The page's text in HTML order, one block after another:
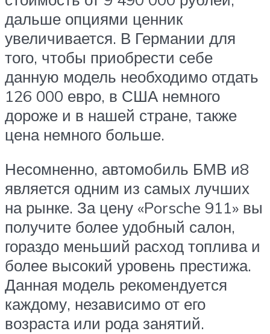
дальше опциями ценник
увеличивается. В Германии для
того, чтобы приобрести себе
данную модель необходимо отдать
126 000 евро, в США немного
дороже и в нашей стране, также
цена немного больше.
Несомненно, автомобиль БМВ и8
является одним из самых лучших
на рынке. За цену «Porsche 911» вы
получите более удобный салон,
гораздо меньший расход топлива и
более высокий уровень престижа.
Данная модель рекомендуется
каждому, независимо от его
возраста или рода занятий.